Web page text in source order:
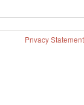
Privacy Statement